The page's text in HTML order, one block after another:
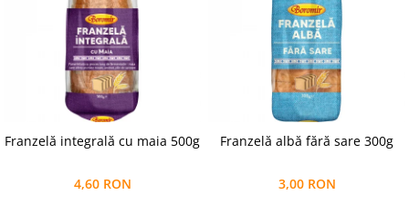
Franzelă integrală cu maia 500g
4,60 RON
Franzelă albă fără sare 300g
3,00 RON